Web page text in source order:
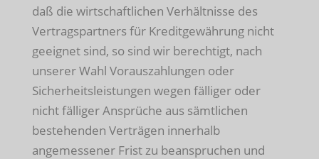
daß die wirtschaftlichen Verhältnisse des
Vertragspartners für Kreditgewährung nicht
geeignet sind, so sind wir berechtigt, nach
unserer Wahl Vorauszahlungen oder
Sicherheitsleistungen wegen fälliger oder
nicht fälliger Ansprüche aus sämtlichen
bestehenden Verträgen innerhalb
angemessener Frist zu beanspruchen und